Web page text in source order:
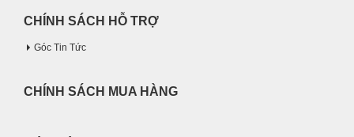
CHÍNH SÁCH HỖ TRỢ
Góc Tin Tức
CHÍNH SÁCH MUA HÀNG